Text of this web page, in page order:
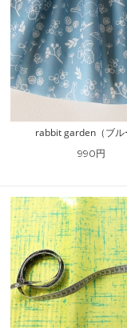
rabbit garden（ブル
990円